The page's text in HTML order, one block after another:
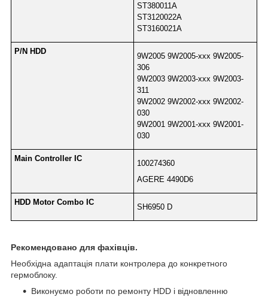
ST380011A
ST3120022A
ST3160021A
P/N HDD
9W2005 9W2005-xxx 9W2005-
306
9W2003 9W2003-xxx 9W2003-
311
9W2002 9W2002-xxx 9W2002-
030
9W2001 9W2001-xxx 9W2001-
030
Main Controller IC
100274360
AGERE 4490D6
HDD Motor Combo IC
SH6950 D
Рекомендовано для фахівців.
Необхідна адаптація плати контролера до конкретного
гермоблоку.
Виконуємо роботи по ремонту HDD і відновленню